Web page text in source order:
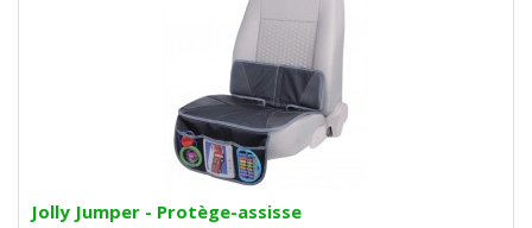
Jolly Jumper - Protège-assisse